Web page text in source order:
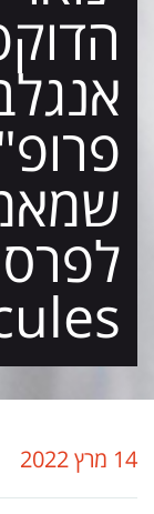
14 מרץ 2022